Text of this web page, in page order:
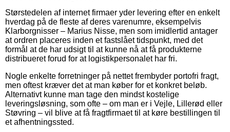
Størstedelen af internet firmaer yder levering efter en enkelt
hverdag på de fleste af deres varenumre, eksempelvis
Klarborgnisser – Marius Nisse, men som imidlertid antager
at ordren placeres inden et fastslået tidspunkt, med det
formål at de har udsigt til at kunne nå at få produkterne
distribueret forud for at logistikpersonalet har fri.
Nogle enkelte forretninger på nettet frembyder portofri fragt,
men oftest kræver det at man køber for et konkret beløb.
Alternativt kunne man tage den mindst kostelige
leveringsløsning, som ofte – om man er i Vejle, Lillerød eller
Støvring – vil blive at få fragtfirmaet til at køre bestillingen til
et afhentningssted.